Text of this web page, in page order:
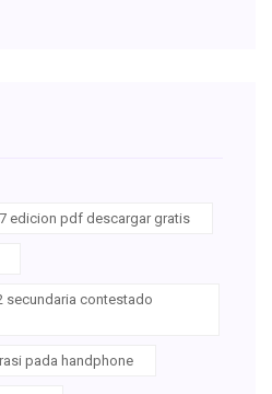
edicion pdf descargar gratis
secundaria contestado
pada handphone